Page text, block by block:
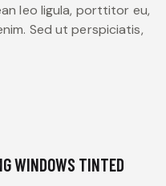
leo ligula, porttitor eu,
Sed ut perspiciatis,
WINDOWS TINTED